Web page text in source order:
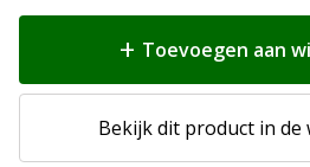
Toevoegen aan
Bekijk dit product in de